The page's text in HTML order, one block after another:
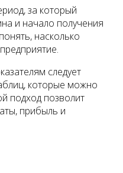
за который
и начало получения
насколько
следует
которые можно
подход позволит
прибыль и